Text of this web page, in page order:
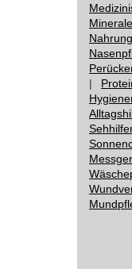
Minerale
|